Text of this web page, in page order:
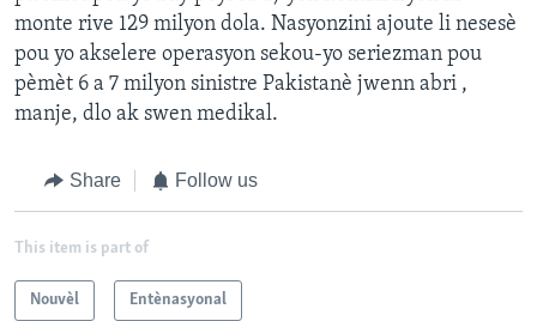
monte rive 129 milyon dola. Nasyonzini ajoute li nesesè
pou yo akselere operasyon sekou-yo seriezman pou
pèmèt 6 a 7 milyon sinistre Pakistanè jwenn abri ,
manje, dlo ak swen medikal.
Share Follow us
This item is part of
Nouvèl Entènasyonal